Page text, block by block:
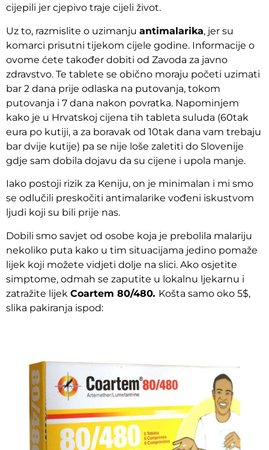
cijepili jer cjepivo traje cijeli život.
Uz to, razmislite o uzimanju antimalarika, jer su
komarci prisutni tijekom cijele godine. Informacije o
ovome ćete također dobiti od Zavoda za javno
zdravstvo. Te tablete se obično moraju početi uzimati
bar 2 dana prije odlaska na putovanja, tokom
putovanja i 7 dana nakon povratka. Napominjem
kako je u Hrvatskoj cijena tih tableta suluda (60tak
eura po kutiji, a za boravak od 10tak dana vam trebaju
bar dvije kutije) pa se nije loše zaletiti do Slovenije
gdje sam dobila dojavu da su cijene i upola manje.
Iako postoji rizik za Keniju, on je minimalan i mi smo
se odlučili preskočiti antimalarike vođeni iskustvom
ljudi koji su bili prije nas.
Dobili smo savjet od osobe koja je prebolila malariju
nekoliko puta kako u tim situacijama jedino pomaže
lijek koji možete vidjeti dolje na slici. Ako osjetite
simptome, odmah se zaputite u lokalnu ljekarnu i
zatražite lijek Coartem 80/480. Košta samo oko 5$,
slika pakiranja ispod: